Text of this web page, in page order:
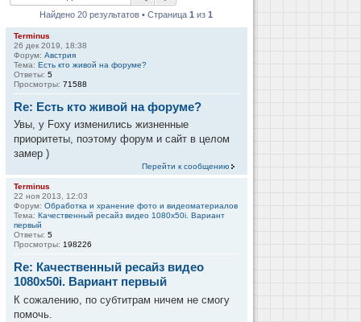
Найдено 20 результатов • Страница1 из1
Terminus
26 дек 2019, 18:38
Форум: Австрия
Тема: Есть кто живой на форуме?
Ответы: 5
Просмотры: 71588
Re: Есть кто живой на форуме?
Увы, у Foxy изменились жизненные
приоритеты, поэтому форум и сайт в целом
замер )
Перейти к сообщению
Terminus
22 ноя 2013, 12:03
Форум: Обработка и хранение фото и видеоматериалов
Тема: Качественный ресайз видео 1080x50i. Вариант
первый
Ответы: 5
Просмотры: 198226
Re: Качественный ресайз видео
1080x50i. Вариант первый
К сожалению, по субтитрам ничем не смогу
помочь.